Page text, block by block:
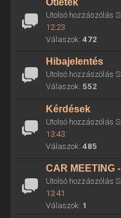
Utolsó hozzászólás
12:23
Válaszok: 472
Hibajelentés
Utolsó hozzászólás
Válaszok: 552
Kérdések
Utolsó hozzászólás
13:43
Válaszok: 485
CAR MEETING
Utolsó hozzászólás
13:41
Válaszok: 1